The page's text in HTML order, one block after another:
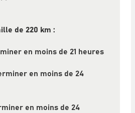
de 220 km :
en moins de 21 heures
en moins de 24
en moins de 24